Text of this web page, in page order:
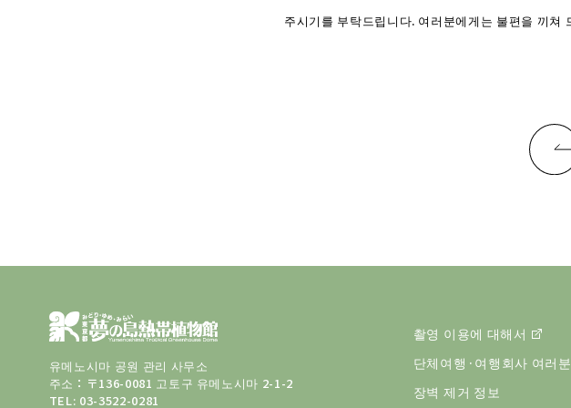
주시기를 부탁드립니다. 여러분에게는 불편을 끼
유메노시마 공원 관리 사무소
주소：〒136-0081 고토구 유메노시마 2-1-2
TEL: 03-3522-0281
촬영 이용에 대해서
단체여행·여행회사 여러
장벽 제거 정보